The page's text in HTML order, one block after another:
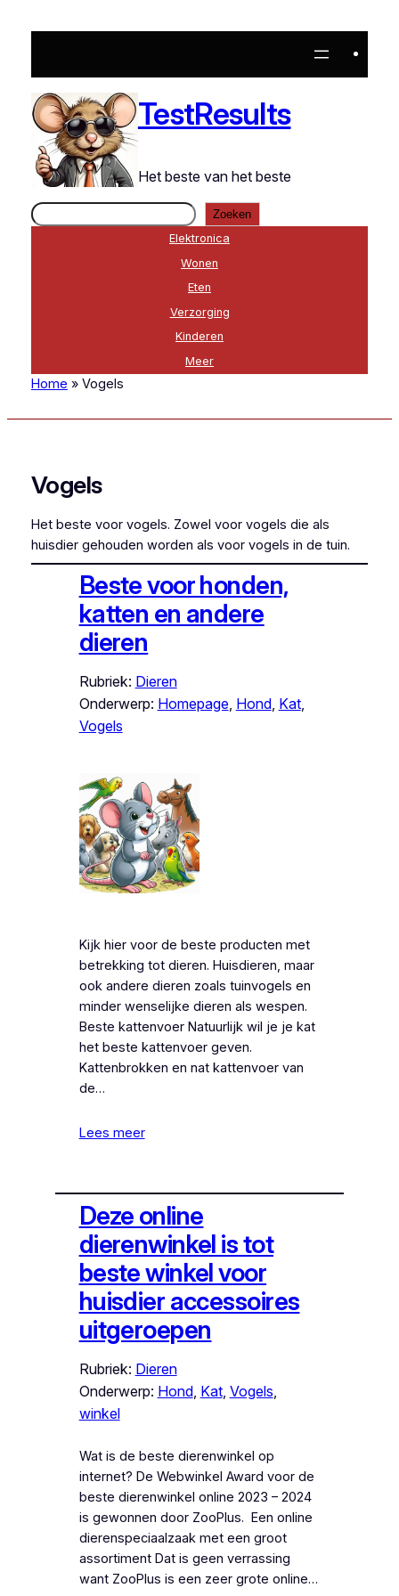
TestResults
Het beste van het beste
Zoeken
Zoeken
Elektronica
Wonen
Eten
Verzorging
Kinderen
Meer
Home »Vogels
Vogels
Het beste voor vogels. Zowel voor vogels die als
huisdier gehouden worden als voor vogels in de tuin.
Beste voor honden,
katten en andere
dieren
Rubriek: Dieren
Onderwerp: Homepage, Hond, Kat
Vogels
Kijk hier voor de beste producten met
betrekking tot dieren. Huisdieren, maar
ook andere dieren zoals tuinvogels en
minder wenselijke dieren als wespen.
Beste kattenvoer Natuurlijk wil je je kat
het beste kattenvoer geven.
Kattenbrokken en nat kattenvoer van
de…
Lees meer
Deze online
dierenwinkel is tot
beste winkel voor
huisdier accessoires
uitgeroepen
Rubriek: Dieren
Onderwerp: Hond, Kat, Vogels
winkel
Wat is de beste dierenwinkel op
internet? De Webwinkel Award voor de
beste dierenwinkel online 2023 – 2024
is gewonnen door ZooPlus. Een online
dierenspeciaalzaak met een groot
assortiment Dat is geen verrassing
want ZooPlus is een zeer grote online…